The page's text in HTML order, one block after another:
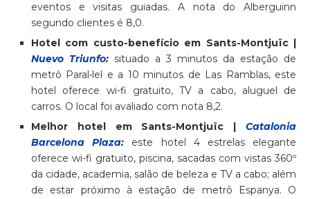
eventos e visitas guiadas. A nota do Alberguinn
segundo clientes é 8,0.
Hotel com custo-benefício em Sants-Montjuïc |
Nuevo Triunfo: situado a 3 minutos da estação de
metrô Paral•lel e a 10 minutos de Las Ramblas, este
hotel oferece wi-fi gratuito, TV a cabo, aluguel de
carros. O local foi avaliado com nota 8,2.
Melhor hotel em Sants-Montjuïc | Catalonia
Barcelona Plaza: este hotel 4 estrelas elegante
oferece wi-fi gratuito, piscina, sacadas com vistas 360º
da cidade, academia, salão de beleza e TV a cabo; além
de estar próximo à estação de metrô Espanya. O